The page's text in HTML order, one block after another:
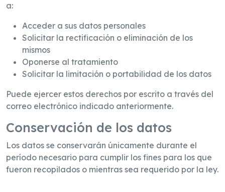
a:
Acceder a sus datos personales
Solicitar la rectificación o eliminación de los
mismos
Oponerse al tratamiento
Solicitar la limitación o portabilidad de los datos
Puede ejercer estos derechos por escrito a través del
correo electrónico indicado anteriormente.
Conservación de los datos
Los datos se conservarán únicamente durante el
período necesario para cumplir los fines para los que
fueron recopilados o mientras sea requerido por la ley.